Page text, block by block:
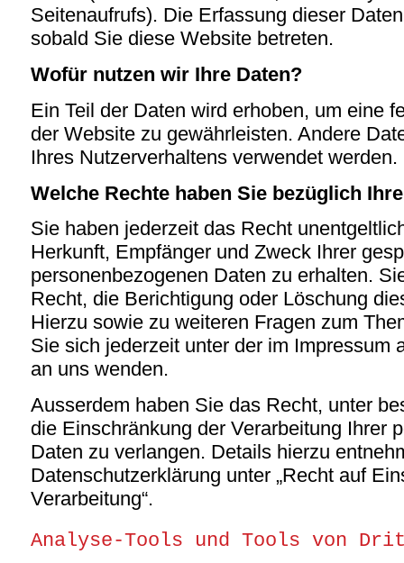
Seitenaufrufs). Die Erfassung dieser
sobald Sie diese Website betreten.
Wofür nutzen wir Ihre Daten?
Ein Teil der Daten wird erhoben, um eine
der Website zu gewährleisten. Andere
Ihres Nutzerverhaltens verwendet werden.
Welche Rechte haben Sie bezüglich
Sie haben jederzeit das Recht
Herkunft, Empfänger und Zweck Ihrer
personenbezogenen Daten zu erhalten.
Recht, die Berichtigung oder Löschung
Hierzu sowie zu weiteren Fragen zum
Sie sich jederzeit unter der im Impressum
an uns wenden.
Ausserdem haben Sie das Recht, unter
die Einschränkung der Verarbeitung Ihrer
Daten zu verlangen. Details hierzu
Datenschutzerklärung unter „Recht auf
Verarbeitung“.
Analyse-Tools und Tools von